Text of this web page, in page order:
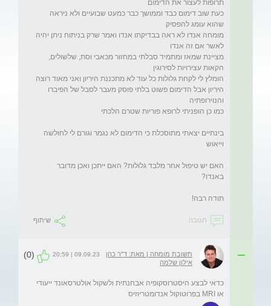
כעת שוב דימום כבד וממושך כבר כמעט שבועיים ולא ניראה
מומחה אנדו לא ראה בבדיקתו אנדו ואמר שרק בניתוח ניתן יהיה
מציינת שמאז ומתמיד סבלתי במחזור מכאבי וסת, שלשולים,
הומלץ לי לקחת גלולות כל עוד לא מתכננת היריון ואני מאוד רוצה
היריון אבל הדימום פשוט בלתי פוסק מעבר לסבל של הפיברו
בינתיים יצאתי מתוסכלת כי הדימום לא נגמר וגורם לי לחולשה
האם יש טיפול אחר מלבד גלולות? האם ייתכן ואכן מדובר
תודה רבה!
תגובה שיתוף
תשובת מומחה | מאת: ד"ר כהן
אילון שלמה
09.09.23 | 20:59
(0)
כדאי לבצע היסטרוסקופיה אבחנתית ולשקול אולטרסאונד ייעודי
או MRI בפרוטוקול אנדומטריוזיס